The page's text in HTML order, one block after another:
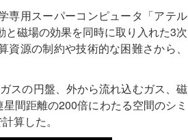
専用スーパーコンピュータ「アテル
磁場の効果を同時に取り入れた3次
源の制約や技術的な困難さから、
スの円盤、外から流れ込むガス、磁
間距離の200倍にわたる空間のシミ
算した。